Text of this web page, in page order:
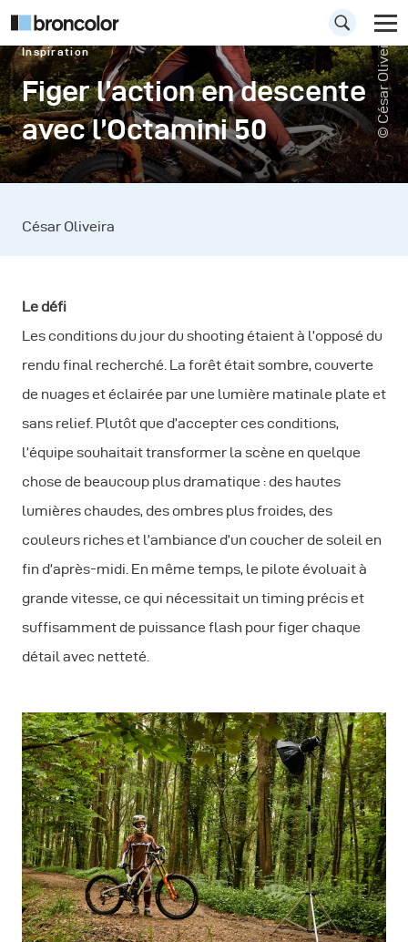
Inspiration
Figer l’action en descente
avec l’Octamini 50
© César Oliveira
César Oliveira
Le défi
Les conditions du jour du shooting étaient à l’opposé du
rendu final recherché. La forêt était sombre, couverte
de nuages et éclairée par une lumière matinale plate et
sans relief. Plutôt que d’accepter ces conditions,
l’équipe souhaitait transformer la scène en quelque
chose de beaucoup plus dramatique : des hautes
lumières chaudes, des ombres plus froides, des
couleurs riches et l’ambiance d’un coucher de soleil en
fin d’après-midi. En même temps, le pilote évoluait à
grande vitesse, ce qui nécessitait un timing précis et
suffisamment de puissance flash pour figer chaque
détail avec netteté.